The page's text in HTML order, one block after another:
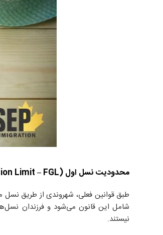
محدودیت نسل اول (First Generation Limit – FGL)
طبق قوانین فعلی، شهروندی از طریق نسل
شامل این قانون می‌شود و فرزندان
نیستند.